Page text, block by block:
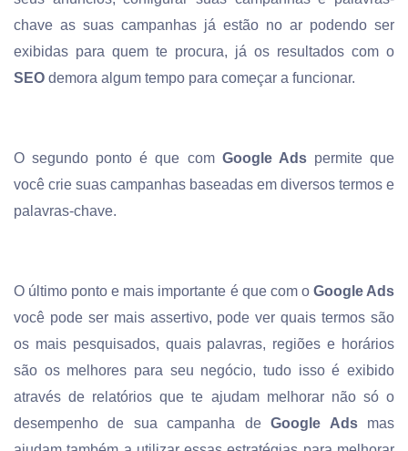
chave as suas campanhas já estão no ar podendo ser
exibidas para quem te procura, já os resultados com o
SEO demora algum tempo para começar a funcionar.
O segundo ponto é que com Google Adspermite que
você crie suas campanhas baseadas em diversos termos e
palavras-chave.
O último ponto e mais importante é que com o Google Ads
você pode ser mais assertivo, pode ver quais termos são
os mais pesquisados, quais palavras, regiões e horários
são os melhores para seu negócio, tudo isso é exibido
através de relatórios que te ajudam melhorar não só o
desempenho de sua campanha deGoogle Adsmas